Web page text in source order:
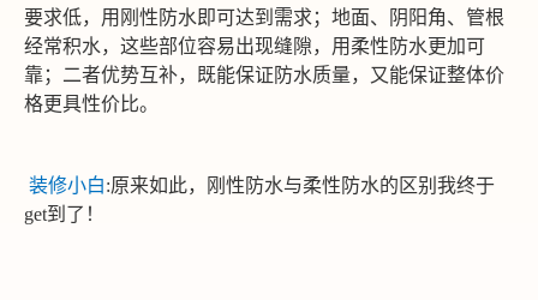
要求低，用刚性防水即可达到需求；地面、阴阳角、管根
经常积水，这些部位容易出现缝隙，用柔性防水更加可
靠；二者优势互补，既能保证防水质量，又能保证整体价
格更具性价比。
装修小白:原来如此，刚性防水与柔性防水的区别我终于
get到了！